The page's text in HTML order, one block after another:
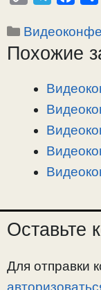
p
y
l
e
r
a
c
e
o
Рубрики
Похожие
Оставьте
Для отправки